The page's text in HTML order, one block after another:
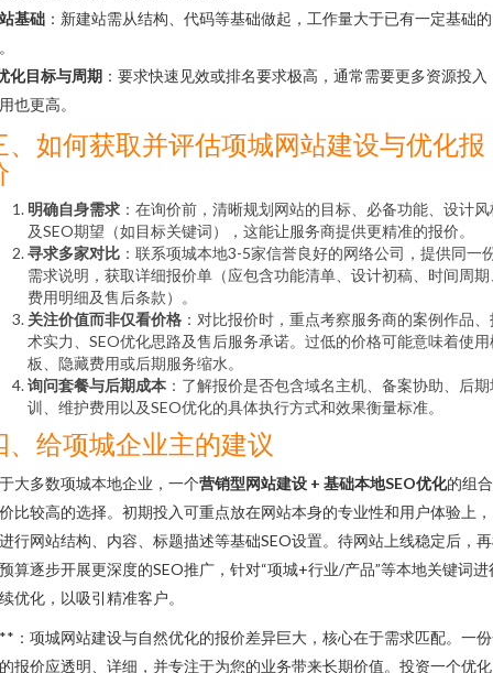
基础 ：新建站需从结构、代码等基础做起，工作量大于已有一定基础
化目标与周期 ：要求快速见效或排名要求极高，通常需要更多资源投入
也更高。
、如何获取并评估项城网站建设与优化报
明确自身需求 ：在询价前，清晰规划网站的目标、必备功能、设计风
及SEO期望（如目标关键词），这能让服务商提供更精准的报价。
寻求多家对比 ：联系项城本地3-5家信誉良好的网络公司，提供同一
需求说明，获取详细报价单（应包含功能清单、设计初稿、时间周期
费用明细及售后条款）。
关注价值而非仅看价格 ：对比报价时，重点考察服务商的案例作品
术实力、SEO优化思路及售后服务承诺。过低的价格可能意味着使用
板、隐藏费用或后期服务缩水。
询问套餐与后期成本 ：了解报价是否包含域名主机、备案协助、后
训、维护费用以及SEO优化的具体执行方式和效果衡量标准。
、给项城企业主的建议
大多数项城本地企业，一个营销型网站建设 + 基础本地SEO优化的组
比较高的选择。初期投入可重点放在网站本身的专业性和用户体验上
行网站结构、内容、标题描述等基础SEO设置。待网站上线稳定后，
算逐步开展更深度的SEO推广，针对“项城+行业/产品”等本地关键词进
优化，以吸引精准客户。
：项城网站建设与自然优化的报价差异巨大，核心在于需求匹配。一
报价应透明、详细，并专注于为您的业务带来长期价值。投资一个优